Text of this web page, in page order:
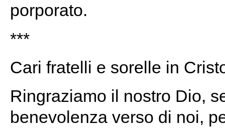
porporato.
***
Cari fratelli e sorelle in
Ringraziamo il nostro Dio,
benevolenza verso di noi,